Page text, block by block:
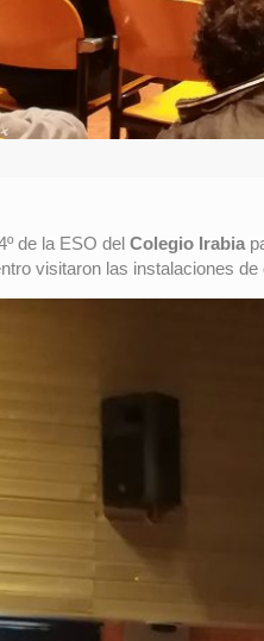
de la ESO del Colegio Irabia
visitaron las instalaciones de